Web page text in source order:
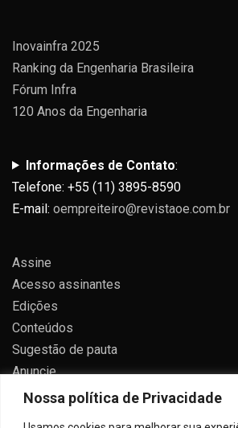
Nossa política de Privacidade
Inovainfra 2025
Ranking da Engenharia Brasileira
Fórum Infra
120 Anos da Engenharia
Informações de Contato:
Telefone: +55 (11) 3895-8590
E-mail: oempreiteiro@revistaoe.com.br
Assine
Acesso assinantes
Edições
Conteúdos
Sugestão de pauta
Anuncie
Contato